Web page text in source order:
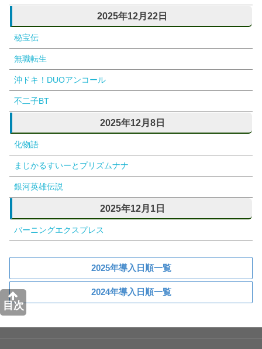
目次
2025年12月22日
秘宝伝
無職転生
沖ドキ！DUOアンコール
不二子BT
2025年12月8日
化物語
まじかるすいーとプリズムナナ
銀河英雄伝説
2025年12月1日
バーニングエクスプレス
2025年導入日順一覧
2024年導入日順一覧